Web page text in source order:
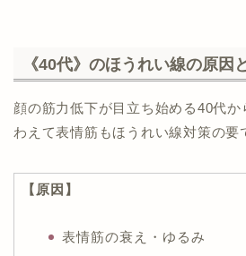
《40代》のほうれい線の原因
顔の筋力低下が目立ち始める40代か
わえて表情筋もほうれい線対策の要
【原因】
表情筋の衰え・ゆるみ